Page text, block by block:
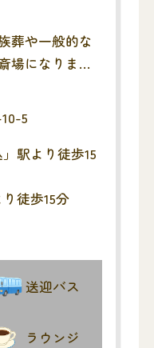
葬や一般的な
場になりま
)までを同斎
葬場へ移動す
1日1組貸切タ
ことなく、ゆ
す。
の50名が収容
が収容できま
5
駅より徒歩15
徒歩15分
送迎バス
ラウンジ